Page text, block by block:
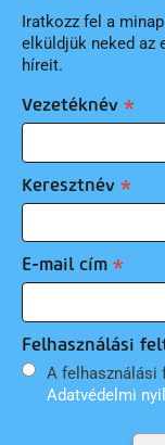
Iratkozz fel a
elküldjük neked az
híreit.
Vezetéknév
Keresztnév
E-mail cím
Felhasználási
A felhasználási
Adatvédelmi